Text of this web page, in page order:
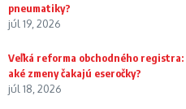
pneumatiky?
júl 19, 2026
Veľká reforma obchodného registra:
aké zmeny čakajú eseročky?
júl 18, 2026